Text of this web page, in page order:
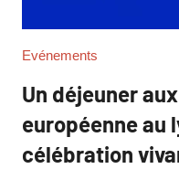
Evénements
Un déjeuner
européenne au
célébration